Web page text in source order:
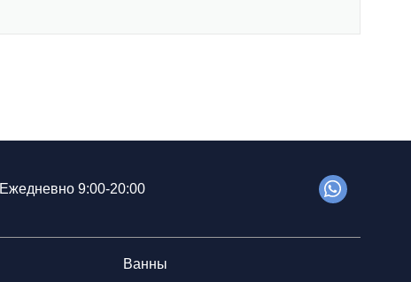
Ежедневно 9:00-20:00
Ванны